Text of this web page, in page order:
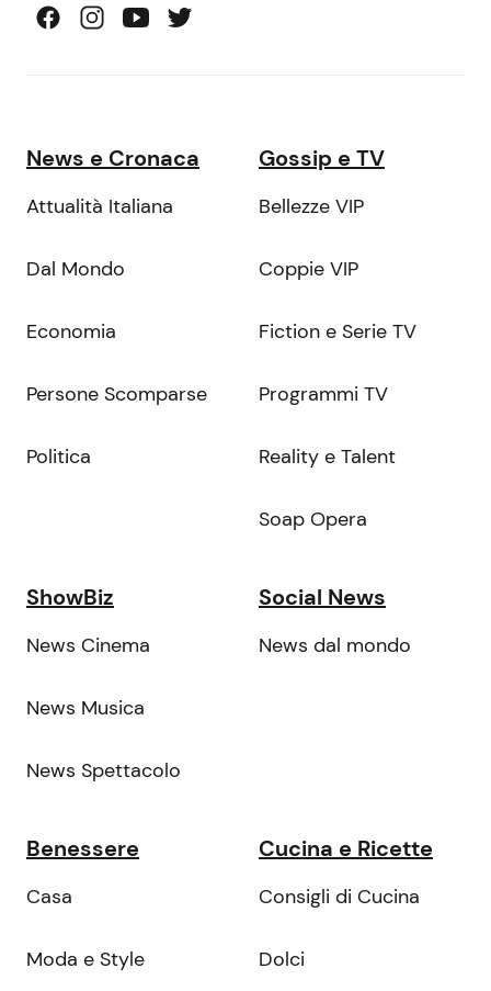
News e Cronaca
Attualità Italiana
Dal Mondo
Economia
Persone Scomparse
Politica
Gossip e TV
Bellezze VIP
Coppie VIP
Fiction e Serie TV
Programmi TV
Reality e Talent
Soap Opera
ShowBiz
News Cinema
News Musica
News Spettacolo
Social News
News dal mondo
Benessere
Casa
Moda e Style
Cucina e Ricette
Consigli di Cucina
Dolci